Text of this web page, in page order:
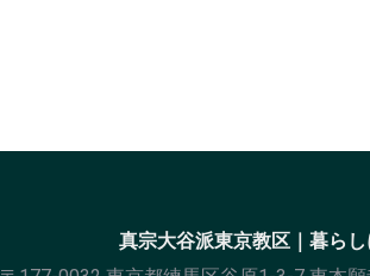
真宗大谷派東京教区｜暮ら